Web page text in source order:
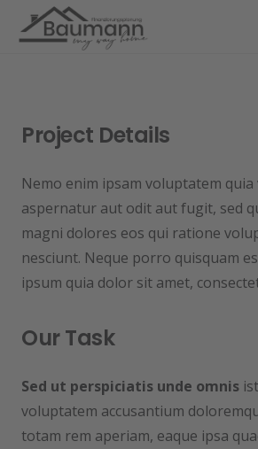
Project Details
Nemo enim ipsam voluptatem
aspernatur aut odit aut fugit, sed
magni dolores eos qui ratione
nesciunt. Neque porro quisquam
ipsum quia dolor sit amet,
Our Task
Sed ut perspiciatis unde omnis
voluptatem accusantium
totam rem aperiam, eaque ipsa